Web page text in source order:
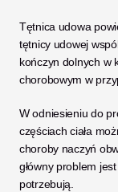
Tętnica udowa
tętnicy udowej
kończyn dolnych w
chorobowym w
W odniesieniu do
częściach ciała
choroby naczyń
główny problem
potrzebują.